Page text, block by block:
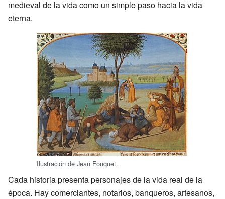
medieval de la vida como un simple paso hacia la vida
eterna.
Ilustración de Jean Fouquet.
Cada historia presenta personajes de la vida real de la
época. Hay comerciantes, notarios, banqueros, artesanos,